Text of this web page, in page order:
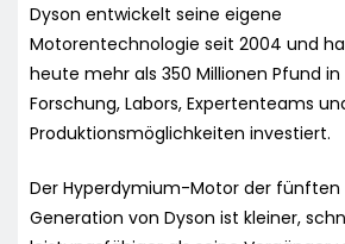
Dyson entwickelt seine eigene
Motorentechnologie seit 2004 und
heute mehr als 350 Millionen Pfund in
Forschung, Labors, Expertenteams
Produktionsmöglichkeiten investiert.
Der Hyperdymium-Motor der fünften
Generation von Dyson ist kleiner,